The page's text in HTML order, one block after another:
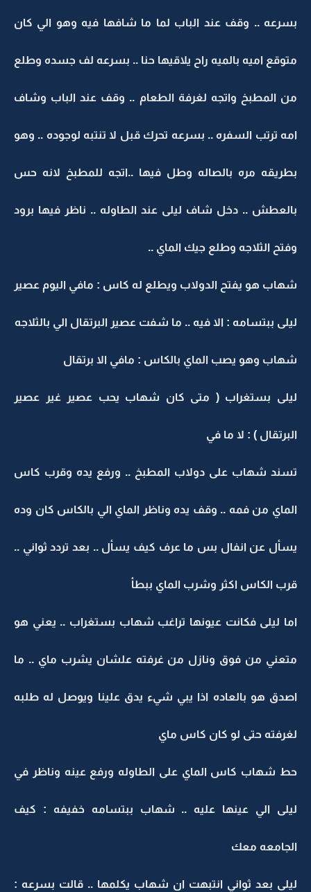
بسرعه .. وقف عند الباب لما ما شافها فيه وهو الي كان
متوقع اميه بالميه راح يلاقيها حنا .. بسرعه لف جسده وطلع
من المطبخ واتجه لغرفة الطعام .. وقف عند الباب وشاف
امه ترتب السفره .. بسرعه تحرك قبل لا تنتبه لوجوده .. وهو
بطريقه مره بالصاله وطل فيها ..اتجه للمطبخ لانه حس
بالعطش .. دخل شاف ليلى عند الطاوله .. ناظر فيها برود
وفتح الثلاجه وطلع جيك الماي ..
شهاب هو يفتح الدولاب ويطلع له كاس : مافي اليوم عصير
ليلى ببتسامه : الا فيه .. ما شفت عصير البرتقال الي بالثلاجه
شهاب وهو يصب الماي بالكاس : مافي الا برتقال
ليلى بستغراب ( متى كان شهاب يحب عصير غير عصير
البرتقال ) : لا ما في
تسند شهاب على دولاب المطبخ .. ورفع يده وقرب كاس
الماي من فمه .. وقف يده وناظر الماي الي بالكاس كان وده
يسأل عن انفال بس ما عرف كيف يسأل .. بعد تردد ثواني ..
قرب الكاس اكثر وشرب الماي ببطأ
اما ليلى فكانت عيونها تراغب شهاب بستغراب .. يعني هو
متعني من فوق ونازل من غرفته علشان يشرب ماي .. ما
اصدق هو بالعاده اذا يبي شيء يدق علينا ويوصل له طلبه
لغرفته حتى لو كان كاس ماي
حط شهاب كاس الماي على الطاوله ورفع عينه وناظر في
ليلى الي عينها عليه .. شهاب ببتسامه خفيفه : كيف
الجامعه معك
ليلى بعد ثواني انتبهت ان شهاب يكلمها .. قالت بسرعه :